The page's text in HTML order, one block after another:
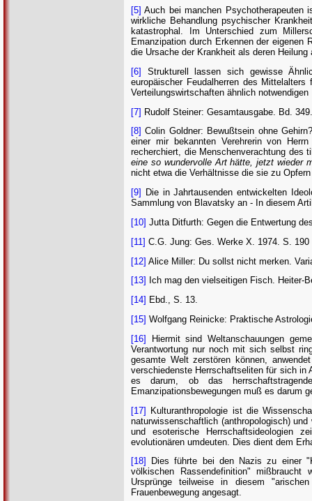
[5] Auch bei manchen Psychotherapeuten
wirkliche Behandlung psychischer
katastrophal. Im Unterschied zum
Emanzipation durch Erkennen der eigenen
die Ursache der Krankheit als deren
[6]
Strukturell lassen sich gewisse
europäischer Feudalherren des
Verteilungswirtschaften ähnlich
[7] Rudolf Steiner: Gesamtausgabe. Bd.
[8] Colin Goldner: Bewußtsein ohne
einer mir bekannten Verehrerin von
recherchiert, die Menschenverachtung
eine so wundervolle Art hätte, jetzt wieder
nicht etwa die Verhältnisse die sie zu
[9]
Die in Jahrtausenden entwickelten
Sammlung von Blavatsky an - In diesem
[10] Jutta Ditfurth: Gegen die Entwertung
[11] C.G. Jung: Ges. Werke X. 1974. S. 190
[12] Alice Miller: Du sollst nicht merken.
[13]
Ich mag den vielseitigen Fisch. Heiter-
[14] Ebd., S. 13.
[15] Wolfgang Reinicke: Praktische
[16] Hiermit sind Weltanschauungen
Verantwortung nur noch mit sich selbst
gesamte Welt zerstören können,
verschiedenste Herrschaftseliten für sich in
es darum, ob das
Emanzipationsbewegungen muß es darum
[17] Kulturanthropologie ist die
naturwissenschaftlich (anthropologisch)
und esoterische Herrschaftsideologien
evolutionären umdeuten. Dies dient dem
[18]
Dies führte bei den Nazis zu einer
völkischen Rassendefinition"
Ursprünge teilweise in diesem
Frauenbewegung angesagt.